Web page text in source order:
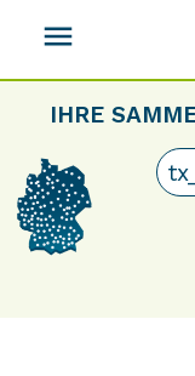
menu
IHRE